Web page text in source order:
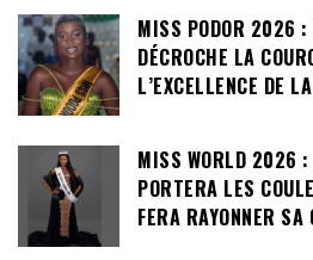
MISS PODOR 2026 :
DÉCROCHE LA
L’EXCELLENCE DE
MISS WORLD 2026 :
PORTERA LES
FERA RAYONNER